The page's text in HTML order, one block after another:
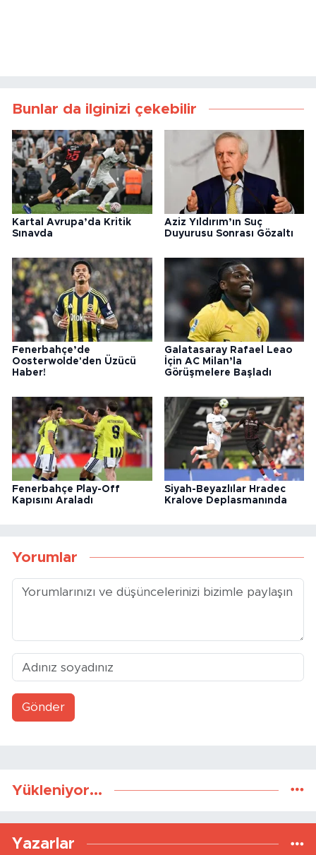
Bunlar da ilginizi çekebilir
Kartal Avrupa’da Kritik
Sınavda
Aziz Yıldırım’ın Suç
Duyurusu Sonrası Gözaltı
Fenerbahçe’de
Oosterwolde'den Üzücü
Haber!
Galatasaray Rafael Leao
İçin AC Milan’la
Görüşmelere Başladı
Fenerbahçe Play-Off
Kapısını Araladı
Siyah-Beyazlılar Hradec
Kralove Deplasmanında
Yorumlar
Gönder
Yükleniyor...
Yazarlar